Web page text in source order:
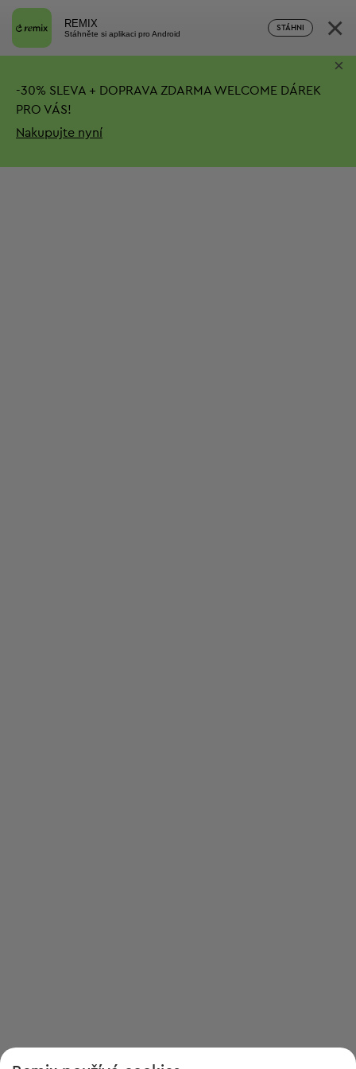
REMIX
Stáhněte si aplikaci pro Android
STÁHNI ×
-30% SLEVA + DOPRAVA ZDARMA WELCOME DÁREK
PRO VÁS!
Nakupujte nyní
×